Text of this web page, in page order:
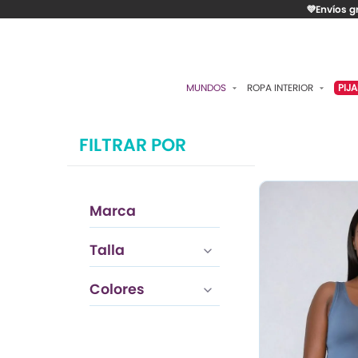
💜Envíos
MUNDOS ROPA INTERIOR
ALGODÓN
LO MÁS VENDIDO
MATERNIDAD
FILTRAR POR
Marca
TANIA
ROMANTICA
ROMANTICA
Talla
Colores